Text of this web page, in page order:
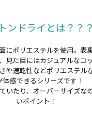
ンドライとは？？
にポリエステルを使用。表
見た目にはカジュアルなコ
や速乾性などポリエステル
体感できるシリーズです！
いたり、オーバーサイズな
いポイント！